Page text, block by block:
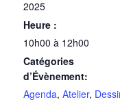
2025
Heure :
10h00 à 12h00
Catégories
d’Évènement:
Agenda, Atelier,